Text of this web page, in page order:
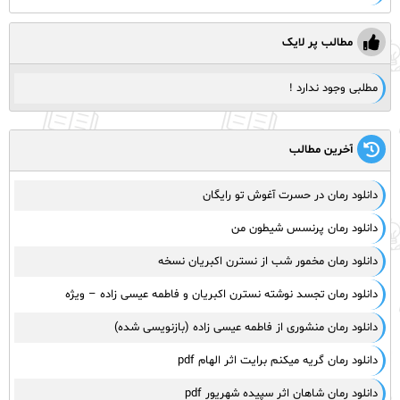
مطالب پر لایک
مطلبی وجود ندارد !
آخرین مطالب
دانلود رمان در حسرت آغوش تو رایگان
دانلود رمان پرنسس شیطون من
دانلود رمان مخمور شب از نسترن اکبریان نسخه
دانلود رمان تجسد نوشته نسترن اکبریان و فاطمه عیسی زاده – ویژه
دانلود رمان منشوری از فاطمه عیسی زاده (بازنویسی شده)
دانلود رمان گریه میکنم برایت اثر الهام pdf
دانلود رمان شاهان اثر سپیده شهریور pdf